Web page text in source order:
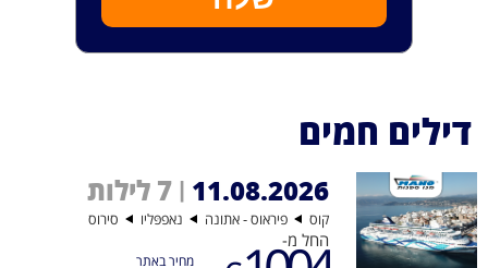
דילים חמים
11.08.2026
| 7 לילות
קוס פיראוס - אתונה נאפפּליו סירוס
החל מ-
מחיר באתר